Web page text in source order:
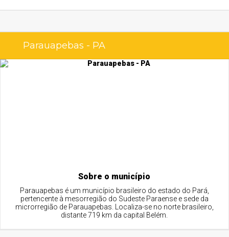
Parauapebas - PA
Sobre o município
Parauapebas é um município brasileiro do estado do Pará,
pertencente à mesorregião do Sudeste Paraense e sede da
microrregião de Parauapebas. Localiza-se no norte brasileiro,
distante 719 km da capital Belém.